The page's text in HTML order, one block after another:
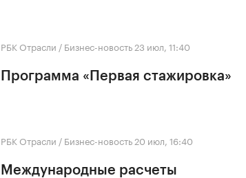
РБК Отрасли / Бизнес-новость 23 июл, 11:40
Программа «Первая стажировка»
РБК Отрасли / Бизнес-новость 20 июл, 16:40
Международные расчеты